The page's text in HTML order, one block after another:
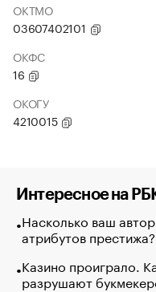
ОКТМО
03607402101
ОКФС
16
ОКОГУ
4210015
Интересное на
Насколько ваш
атрибутов
Казино проиграло.
разрушают